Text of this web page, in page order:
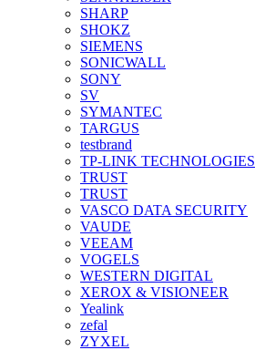
SHARP
SHOKZ
SIEMENS
SONICWALL
SONY
SV
SYMANTEC
TARGUS
testbrand
TP-LINK TECHNOLOGIES
TRUST
TRUST
VASCO DATA SECURITY
VAUDE
VEEAM
VOGELS
WESTERN DIGITAL
XEROX & VISIONEER
Yealink
zefal
ZYXEL